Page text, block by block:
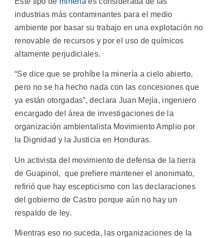
industrias más contaminantes para el medio
ambiente por basar su trabajo en una explotación no
renovable de recursos y por el uso de químicos
altamente perjudiciales.
“Se dice que se prohíbe la minería a cielo abierto,
pero no se ha hecho nada con las concesiones que
ya están otorgadas”, declara Juan Mejía, ingeniero
encargado del área de investigaciones de la
organización ambientalista Movimiento Amplio por
la Dignidad y la Justicia en Honduras.
Un activista del movimiento de defensa de la tierra
de Guapinol, que prefiere mantener el anonimato,
refirió que hay escepticismo con las declaraciones
del gobierno de Castro porque aún no hay un
respaldo de ley.
Mientras eso no suceda, las organizaciones de la